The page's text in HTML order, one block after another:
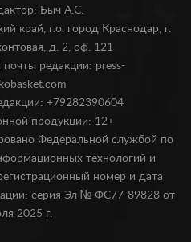
Быч А.С.
край, г.о. город Краснодар, г.
д. 2, оф. 121
редакции: press-
+79282390604
продукции: 12+
Федеральной службой по
технологий и
номер и дата
серия Эл № ФС77-89828 от
2025 г.